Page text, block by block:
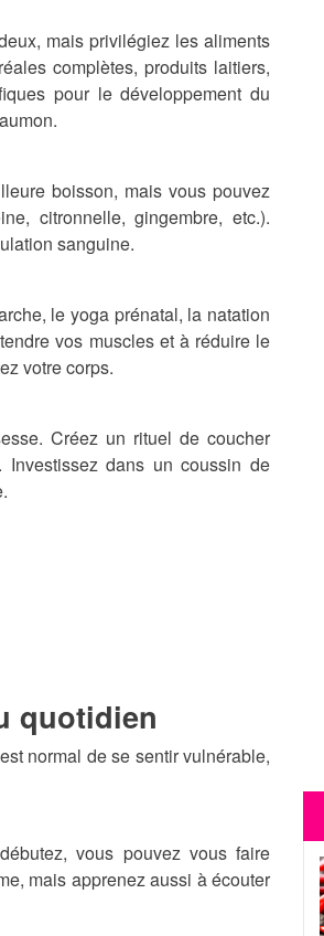
mais privilégiez les aliments
complètes, produits laitiers,
pour le développement du
boisson, mais vous pouvez
citronnelle, gingembre, etc.).
sanguine.
le yoga prénatal, la natation
vos muscles et à réduire le
votre corps.
Créez un rituel de coucher
Investissez dans un coussin de
quotidien
normal de se sentir vulnérable,
vous pouvez vous faire
mais apprenez aussi à écouter